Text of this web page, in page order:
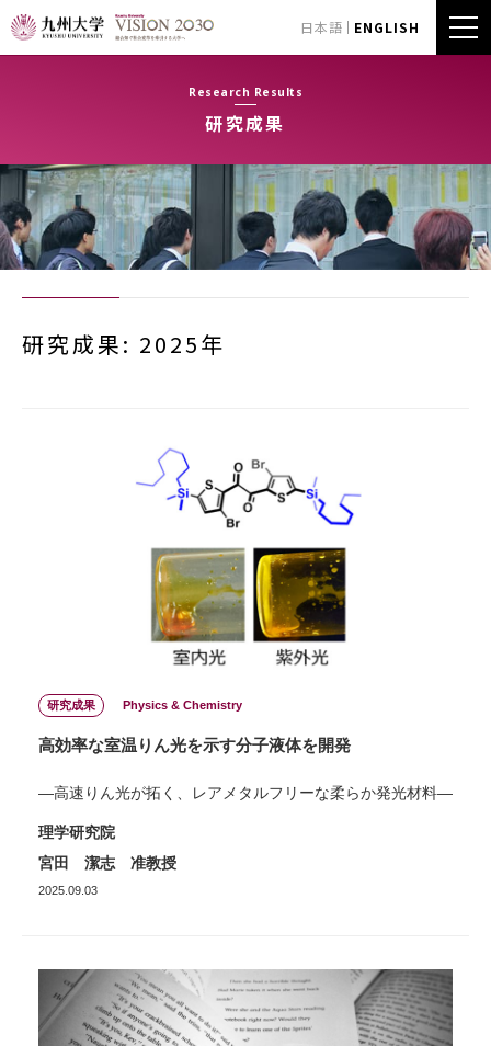
日本語 ENGLISH
Research Results
研究成果
研究成果: 2025年
研究成果 Physics & Chemistry
高効率な室温りん光を示す分子液体を開発
―高速りん光が拓く、レアメタルフリーな柔らか発光材料―
理学研究院
宮田 潔志 准教授
2025.09.03